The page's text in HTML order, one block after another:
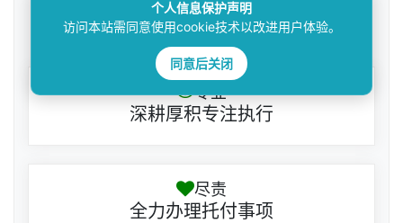
邓杰律师
专业
深耕厚积专注执行
尽责
全力办理托付事项
个人信息保护声明
访问本站需同意使用cookie技术以改进用户体验。
同意后关闭